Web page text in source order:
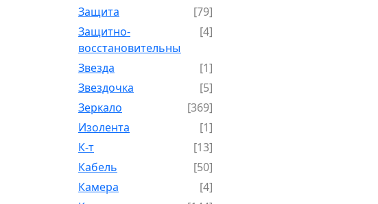
Защита
[79]
Защитно-
восстановительный
[4]
Звезда
[1]
Звездочка
[5]
Зеркало
[369]
Изолента
[1]
К-т
[13]
Кабель
[50]
Камера
[4]